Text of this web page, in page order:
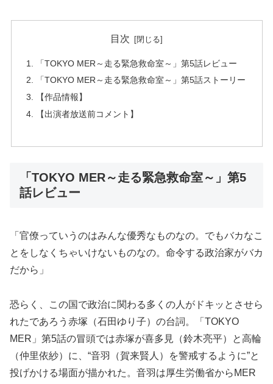
目次
「TOKYO MER～走る緊急救命室～」第5話レビュー
「TOKYO MER～走る緊急救命室～」第5話ストーリー
【作品情報】
【出演者放送前コメント】
「TOKYO MER～走る緊急救命室～」第5
話レビュー
「官僚っていうのはみんな優秀なものなの。でもバカなこ
とをしなくちゃいけないものなの。命令する政治家がバカ
だから」
恐らく、この国で政治に関わる多くの人がドキッとさせら
れたであろう赤塚（石田ゆり子）の台詞。「TOKYO
MER」第5話の冒頭では赤塚が喜多見（鈴木亮平）と高輪
（仲里依紗）に、“音羽（賀来賢人）を警戒するように”と
投げかける場面が描かれた。音羽は厚生労働省からMER